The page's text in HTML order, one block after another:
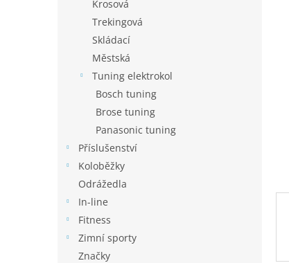
Krosová
Trekingová
Skládací
Městská
Tuning elektrokol
Bosch tuning
Brose tuning
Panasonic tuning
Příslušenství
Koloběžky
Odrážedla
In-line
Fitness
Zimní sporty
Značky